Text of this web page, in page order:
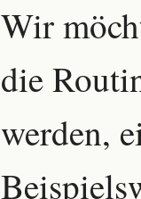
Wir
die
werden,